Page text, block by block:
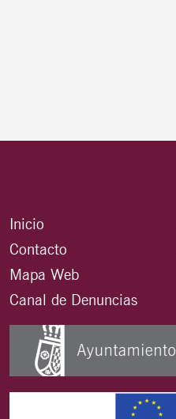
Inicio
Contacto
Mapa Web
Canal de Denuncias